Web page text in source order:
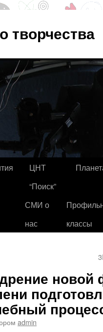
творчества
ЦНТ
“Поиск”
СМИ о
нас
классы
admin